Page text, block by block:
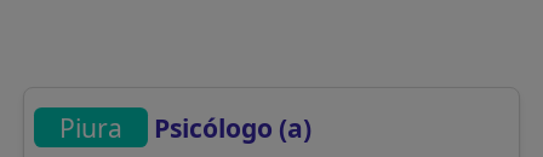
Piura Psicólogo (a)